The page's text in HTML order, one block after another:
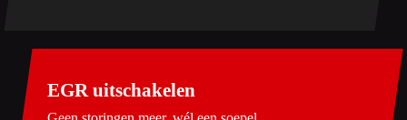
EGR uitschakelen